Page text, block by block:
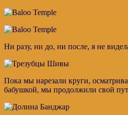
Ни разу, ни до, ни после, я не
Пока мы нарезали круги,
бабушкой, мы продолжили свой